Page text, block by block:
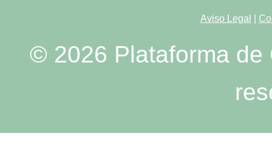
Aviso Legal
© 2026 Plataforma de